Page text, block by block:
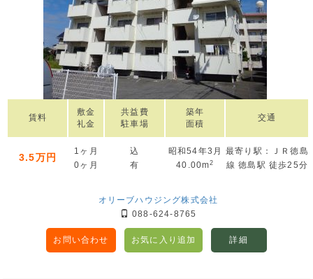
賃料
敷金
礼金
共益費
駐車場
築年
面積
交通
3.5万円
1ヶ月
0ヶ月
込
有
昭和54年3月
40.00m2
最寄り駅：ＪＲ徳島
線 徳島駅 徒歩25分
オリーブハウジング株式会社
088-624-8765
お問い合わせ お気に入り追加 詳細